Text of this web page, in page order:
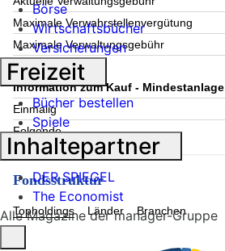
Maximale Verwahrstellenvergütung
Maximale Verwaltungsgebühr
Laufende Kosten
Information zum Kauf - Mindestanlage
Einmalig
Folgende
Fondsstruktur
Topholdings Länder Branchen
Börse
Wirtschaftsbücher
Versicherungen
Freizeit
Bücher bestellen
Spiele
Inhaltepartner
DER SPIEGEL
The Economist
Alle Magazine der manager-Gruppe